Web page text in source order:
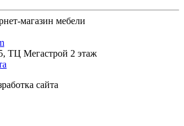
магазин мебели
ТЦ Мегастрой 2 этаж
сайта